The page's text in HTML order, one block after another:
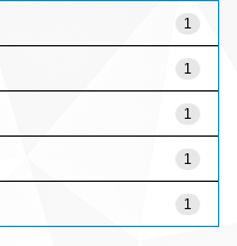
1
1
1
1
1